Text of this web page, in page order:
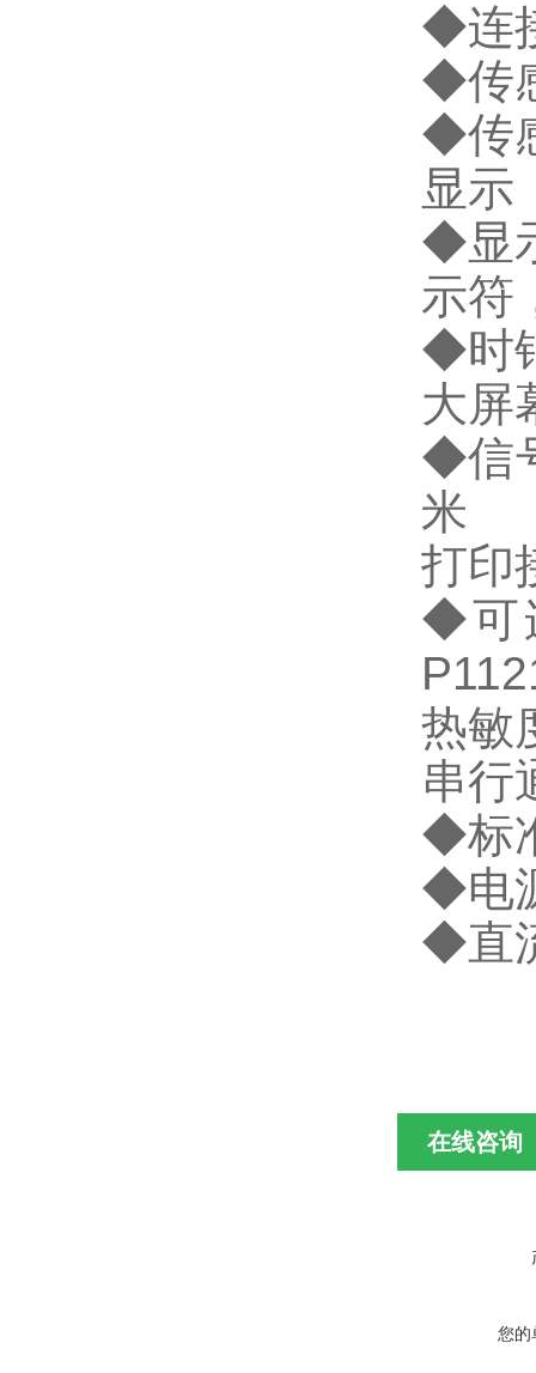
◆连
◆传
◆传
显示
◆显
示符
◆时
大屏
◆信
米
打印
◆可
热敏
串行
◆标
◆电
◆直
在线咨询
您的